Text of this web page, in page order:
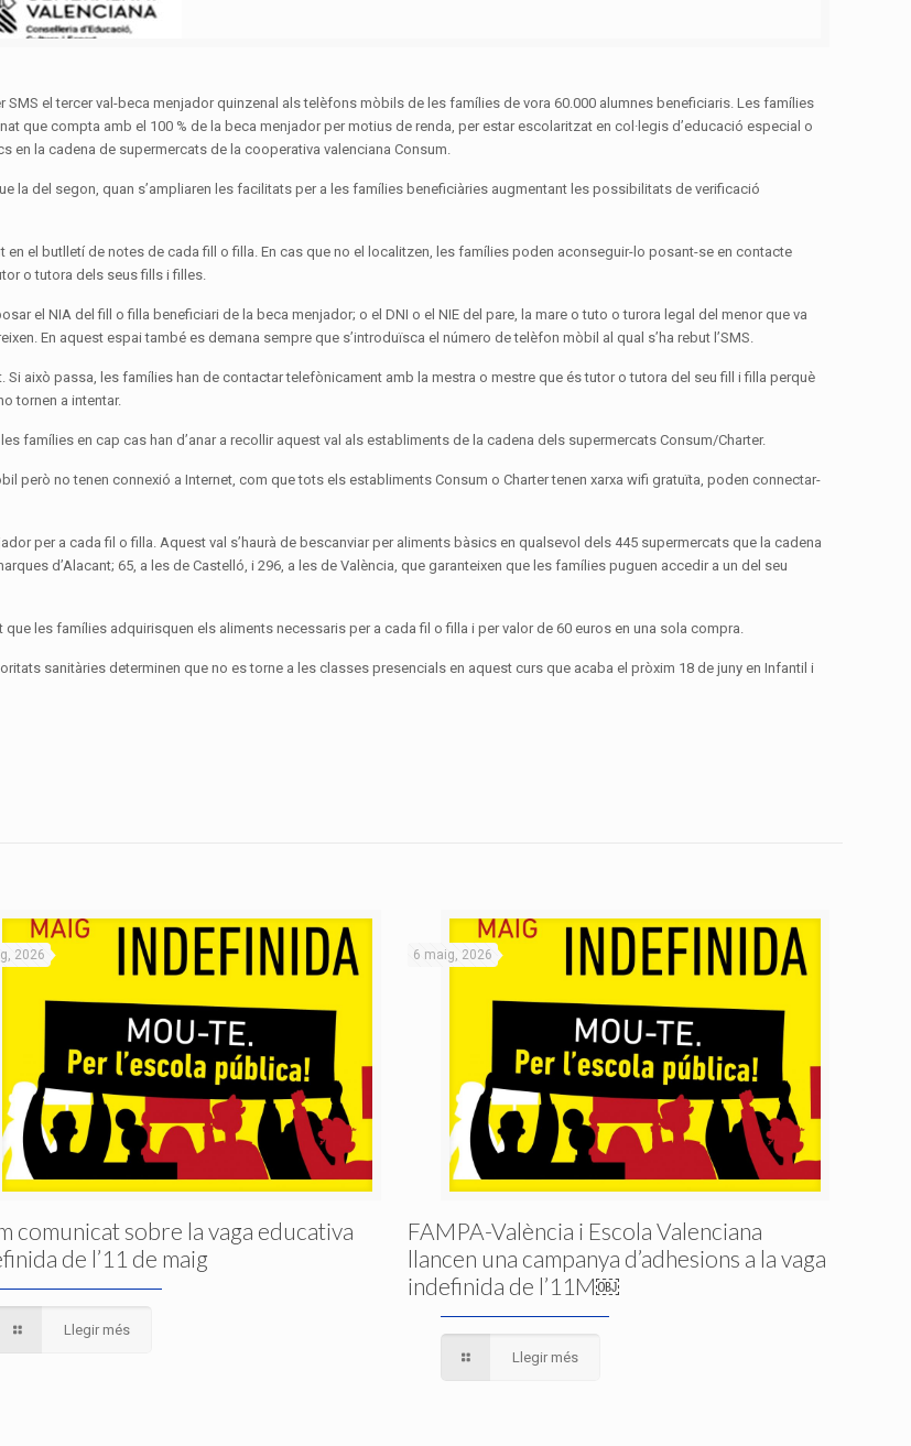
SMS el tercer val-beca menjador quinzenal als telèfons mòbils de les famílies de vora 60.000 alumnes beneficiaris. Les famílies
que compta amb el 100 % de la beca menjador per motius de renda, per estar escolaritzat en col·legis d’educació especial o
en la cadena de supermercats de la cooperativa valenciana Consum.
la del segon, quan s’ampliaren les facilitats per a les famílies beneficiàries augmentant les possibilitats de verificació
el butlletí de notes de cada fill o filla. En cas que no el localitzen, les famílies poden aconseguir-lo posant-se en contacte
o tutora dels seus fills i filles.
el NIA del fill o filla beneficiari de la beca menjador; o el DNI o el NIE del pare, la mare o tuto o turora legal del menor que va
En aquest espai també es demana sempre que s’introduïsca el número de telèfon mòbil al qual s’ha rebut l’SMS.
això passa, les famílies han de contactar telefònicament amb la mestra o mestre que és tutor o tutora del seu fill i filla perquè
tornen a intentar.
famílies en cap cas han d’anar a recollir aquest val als establiments de la cadena dels supermercats Consum/Charter.
però no tenen connexió a Internet, com que tots els establiments Consum o Charter tenen xarxa wifi gratuïta, poden connectar-
per a cada fil o filla. Aquest val s’haurà de bescanviar per aliments bàsics en qualsevol dels 445 supermercats que la cadena
d’Alacant; 65, a les de Castelló, i 296, a les de València, que garanteixen que les famílies puguen accedir a un del seu
les famílies adquirisquen els aliments necessaris per a cada fil o filla i per valor de 60 euros en una sola compra.
sanitàries determinen que no es torne a les classes presencials en aquest curs que acaba el pròxim 18 de juny en Infantil i
2026
comunicat sobre la vaga educativa
de l’11 de maig
Llegir més
6 maig, 2026
FAMPA-València i Escola Valenciana
llancen una campanya d’adhesions a la vaga
indefinida de l’11M￼
Llegir més